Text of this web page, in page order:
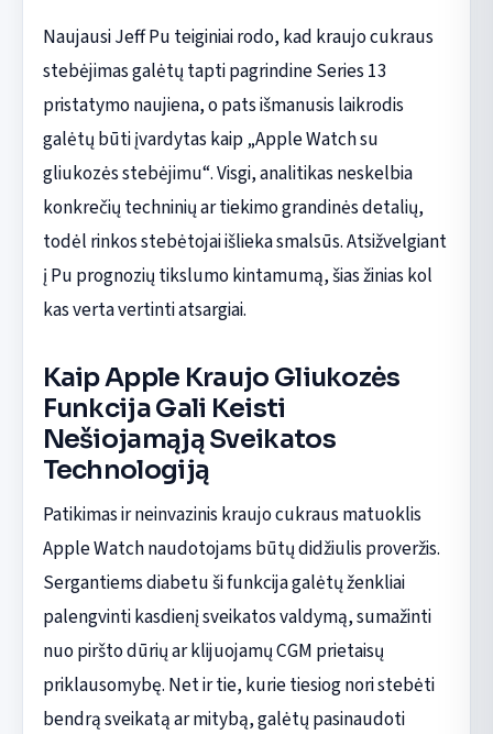
Naujausi Jeff Pu teiginiai rodo, kad kraujo cukraus
stebėjimas galėtų tapti pagrindine Series 13
pristatymo naujiena, o pats išmanusis laikrodis
galėtų būti įvardytas kaip „Apple Watch su
gliukozės stebėjimu“. Visgi, analitikas neskelbia
konkrečių techninių ar tiekimo grandinės detalių,
todėl rinkos stebėtojai išlieka smalsūs. Atsižvelgiant
į Pu prognozių tikslumo kintamumą, šias žinias kol
kas verta vertinti atsargiai.
Kaip Apple Kraujo Gliukozės
Funkcija Gali Keisti
Nešiojamąją Sveikatos
Technologiją
Patikimas ir neinvazinis kraujo cukraus matuoklis
Apple Watch naudotojams būtų didžiulis proveržis.
Sergantiems diabetu ši funkcija galėtų ženkliai
palengvinti kasdienį sveikatos valdymą, sumažinti
nuo piršto dūrių ar klijuojamų CGM prietaisų
priklausomybę. Net ir tie, kurie tiesiog nori stebėti
bendrą sveikatą ar mitybą, galėtų pasinaudoti